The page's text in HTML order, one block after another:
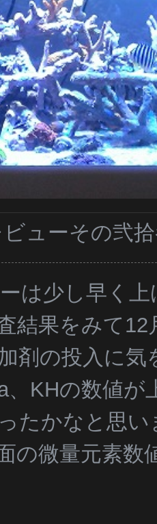
ビューその弐
は少し早く
結果をみて
剤の投入に
、KHの数値
たかなと思い
の微量元素数